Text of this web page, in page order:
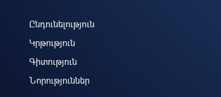
Ընդունելություն
Կրթություն
Գիտություն
Նորություններ